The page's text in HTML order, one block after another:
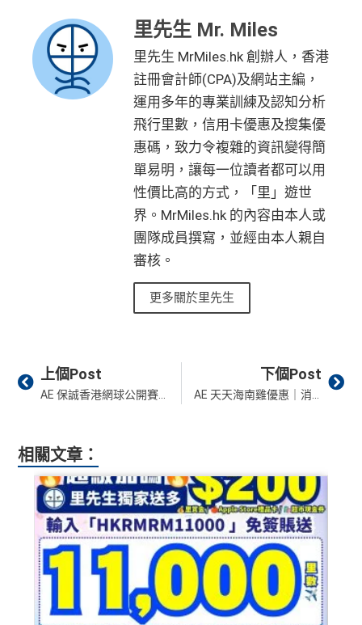
一連串American Express信用卡消費優惠
查看更多信用卡詳情及分析...
可以無限次入全球AE Lounge
(The Centurion Lounge)
及 免費帶多1個同伴入，除香港機場外其他The Centuri
on Lounges位於美國
全年全家旅遊保險！
免費申請2張附屬卡
送1張無限次入全球airport VIP lounge既Priority Pass
俾你，最新Policy仲打以拎嚟帶多1個guest入
Amex Platinum Travel Service -Fine Hotels & Resorts
識玩又夠運嘅住品牌酒店平過官網不但止仲有
得upgrade套房，免費早餐，Late check out等等benefit
a Miles/ Avios/ KrisFlyer/Marriott Bonvoy
酒店Elite會籍，Hilton金卡入住送早餐
美心美膳會2-3人星期一至四食有六折
AE購物保障：延長一年保障
高達HK$9,000奢華酒店回贈
AE白金卡香港足球會HKFC禮遇
亞洲50+指定高爾夫球會免費果嶺費
信和酒店優惠：會送住宿禮券，信和酒店及遠東酒店
集團第二晚免費住宿
積分無限期
里先生 Mr. Miles
里先生 MrMiles.hk 創辦人，香港
註冊會計師(CPA)及網站主編，
運用多年的專業訓練及認知分析
飛行里數，信用卡優惠及搜集優
惠碼，致力令複雜的資訊變得簡
單易明，讓每一位讀者都可以用
性價比高的方式，「里」遊世
界。MrMiles.hk 的內容由本人或
團隊成員撰寫，並經由本人親自
審核。
更多關於里先生
Prev
上個Post
AE 保誠香港網球公開賽優惠｜AE會員優惠訂票低至85折優惠！場內官方紀念品及餐飲9折優惠！
下個Post
AE 天天海南雞優惠｜消費滿HK$500享HK$100簽賬回贈！
相關文章：